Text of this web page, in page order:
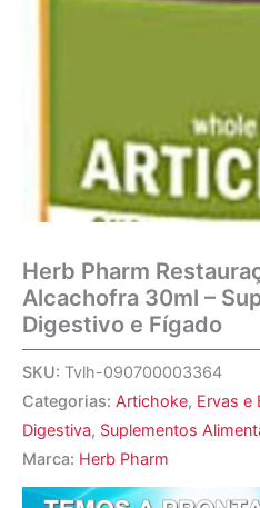
Herb Pharm
Alcachofra 30ml –
Digestivo e Fígado
SKU: Tvlh-090700003364
Categorias: Artichoke, Ervas e
Digestiva, Suplementos
Marca: Herb Pharm